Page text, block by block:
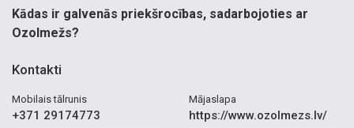
Kādas ir galvenās priekšrocības, sadarbojoties ar
Ozolmežs?
Kontakti
Mobilais tālrunis
+371 29174773
Mājaslapa
https://www.ozolmezs.lv/